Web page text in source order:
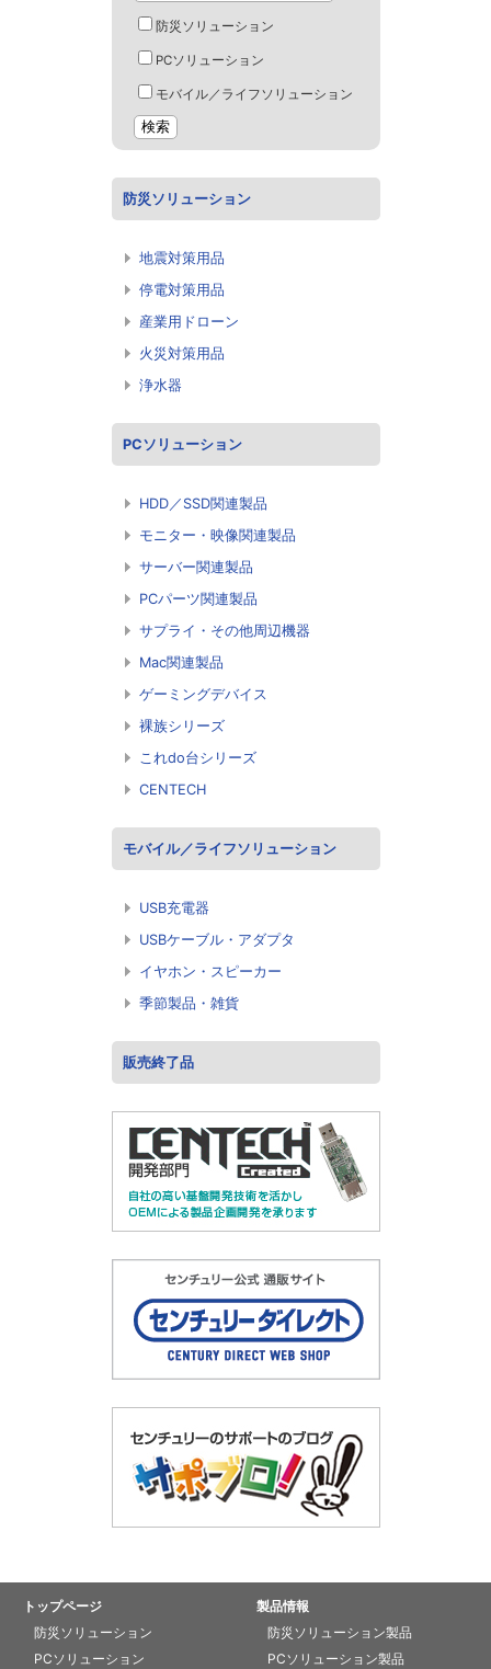
防災ソリューション
PCソリューション
モバイル／ライフソリューション
防災ソリューション
地震対策用品
停電対策用品
産業用ドローン
火災対策用品
浄水器
PCソリューション
HDD／SSD関連製品
モニター・映像関連製品
サーバー関連製品
PCパーツ関連製品
サプライ・その他周辺機器
Mac関連製品
ゲーミングデバイス
裸族シリーズ
これdo台シリーズ
CENTECH
モバイル／ライフソリューション
USB充電器
USBケーブル・アダプタ
イヤホン・スピーカー
季節製品・雑貨
販売終了品
トップページ
防災ソリューション
PCソリューション
製品情報
防災ソリューション製品
PCソリューション製品